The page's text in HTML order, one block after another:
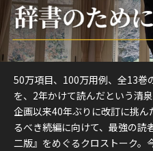
50万項目、100万用例、全13巻
を、2年かけて読んだという清
企画以来40年ぶりに改訂に挑
るべき続編に向けて、最強の読
二版』をめぐるクロストーク。